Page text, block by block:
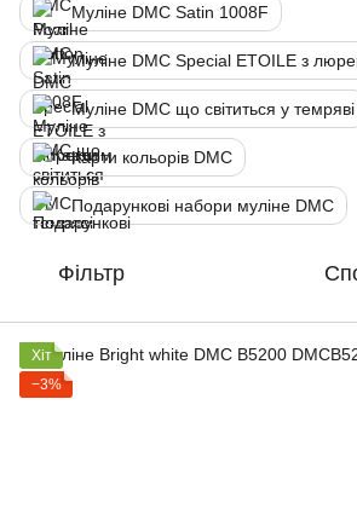
Муліне DMC Satin 1008F
Муліне DMC Special ETOILE з
Муліне DMC що світиться у темряві
Карти кольорів DMC
Подарункові набори муліне DMC
Фільтр
Хіт
−3%